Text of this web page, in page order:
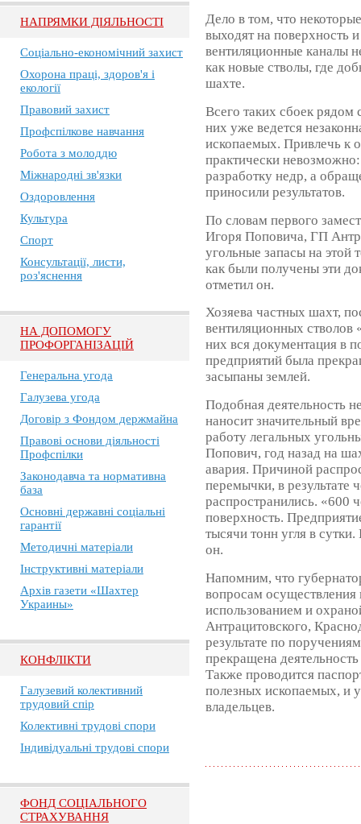
НАПРЯМКИ ДІЯЛЬНОСТІ
Соціально-економічний захист
Охорона праці, здоров'я і
екології
Правовий захист
Профспілкове навчання
Робота з молоддю
Міжнародні зв'язки
Оздоровлення
Культура
Спорт
Консультації, листи,
роз'яснення
НА ДОПОМОГУ
ПРОФОРГАНІЗАЦІЙ
Генеральна угода
Галузева угода
Договір з Фондом держмайна
Правові основи діяльності
Профспілки
Законодавча та нормативна
база
Основні державні соціальні
гарантії
Методичні матеріали
Інструктивні матеріали
Архів газети «Шахтер
Украины»
КОНФЛІКТИ
Галузевий колективний
трудовий спір
Колективні трудові спори
Індивідуальні трудові спори
ФОНД СОЦІАЛЬНОГО
СТРАХУВАННЯ
Дело в том, что
выходят на поверхность
вентиляционные каналы
как новые стволы, где
шахте.
Всего таких сбоек
них уже ведется
ископаемых. Привлечь к
практически
разработку недр, а
приносили результатов.
По словам первого
Игоря Поповича, ГП
угольные запасы на этой
как были получены эти
отметил он.
Хозяева частных шахт,
вентиляционных
них вся документация в
предприятий была
засыпаны землей.
Подобная деятельность
наносит значительный
работу легальных
Попович, год назад на
авария. Причиной
перемычки, в результате
распространились. «600
поверхность.
тысячи тонн угля в
он.
Напомним, что
вопросам осуществления
использованием и
Антрацитовского,
результате по
прекращена
Также проводится
полезных ископаемых, и
владельцев.